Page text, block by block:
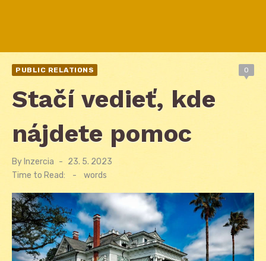
PUBLIC RELATIONS 0
Stačí vedieť, kde
nájdete pomoc
By Inzercia
Posted
23. 5. 2023
Time to Read:
- words